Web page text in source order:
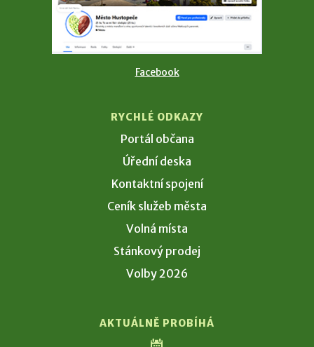
Facebook
RYCHLÉ ODKAZY
Portál občana
Úřední deska
Kontaktní spojení
Ceník služeb města
Volná místa
Stánkový prodej
Volby 2026
AKTUÁLNĚ PROBÍHÁ